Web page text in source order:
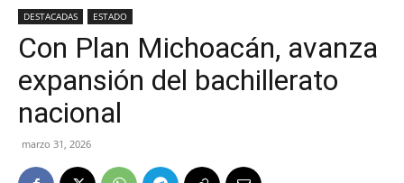
DESTACADAS ESTADO
Con Plan Michoacán, avanza
expansión del bachillerato
nacional
marzo 31, 2026